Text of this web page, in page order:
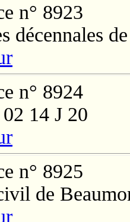
n° 8923
décennales
n° 8924
14 J 20
n° 8925
de